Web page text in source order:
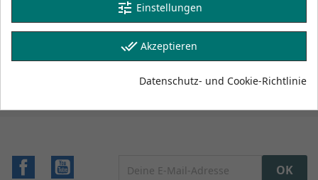
Beschreibung
Artikeldetails
Lagerbestand
Facebook
tune Einstellungen
done_all Akzeptieren
Datenschutz- und Cookie-Richtlinie